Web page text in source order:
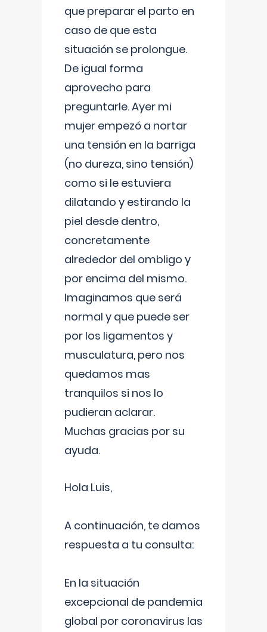
que preparar el parto en
caso de que esta
situación se prolongue.
De igual forma
aprovecho para
preguntarle. Ayer mi
mujer empezó a nortar
una tensión en la barriga
(no dureza, sino tensión)
como si le estuviera
dilatando y estirando la
piel desde dentro,
concretamente
alrededor del ombligo y
por encima del mismo.
Imaginamos que será
normal y que puede ser
por los ligamentos y
musculatura, pero nos
quedamos mas
tranquilos si nos lo
pudieran aclarar.
Muchas gracias por su
ayuda.
Hola Luis,
A continuación, te damos
respuesta a tu consulta:
En la situación
excepcional de pandemia
global por coronavirus las